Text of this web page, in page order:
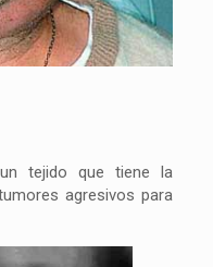
tejido que tiene la
agresivos para